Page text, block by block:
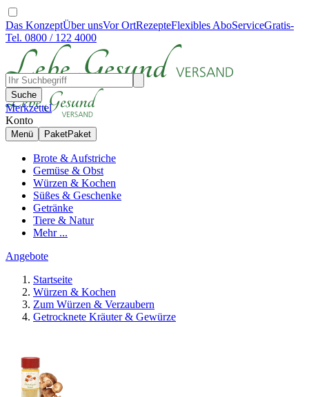
Das KonzeptÜber unsVor OrtRezepteFlexibles AboServiceGratis-
Tel. 0800 / 122 4000
Suche
Merkzettel
Konto
Menü PaketPaket
Brote & Aufstriche
Gemüse & Obst
Würzen & Kochen
Süßes & Geschenke
Getränke
Tiere & Natur
Mehr ...
Angebote
Startseite
Würzen & Kochen
Zum Würzen & Verzaubern
Getrocknete Kräuter & Gewürze